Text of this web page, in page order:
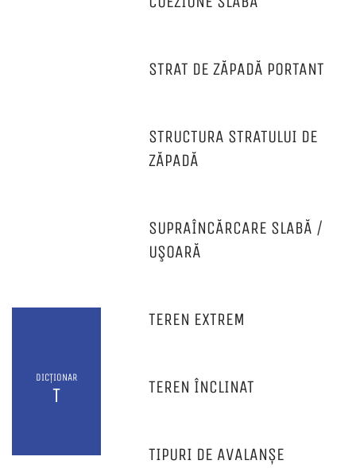
STRAT DE ZĂPADĂ PORTANT
STRUCTURA STRATULUI DE
ZĂPADĂ
SUPRAÎNCĂRCARE SLABĂ /
UŞOARĂ
DICȚIONAR
T
TEREN EXTREM
TEREN ÎNCLINAT
TIPURI DE AVALANȘE